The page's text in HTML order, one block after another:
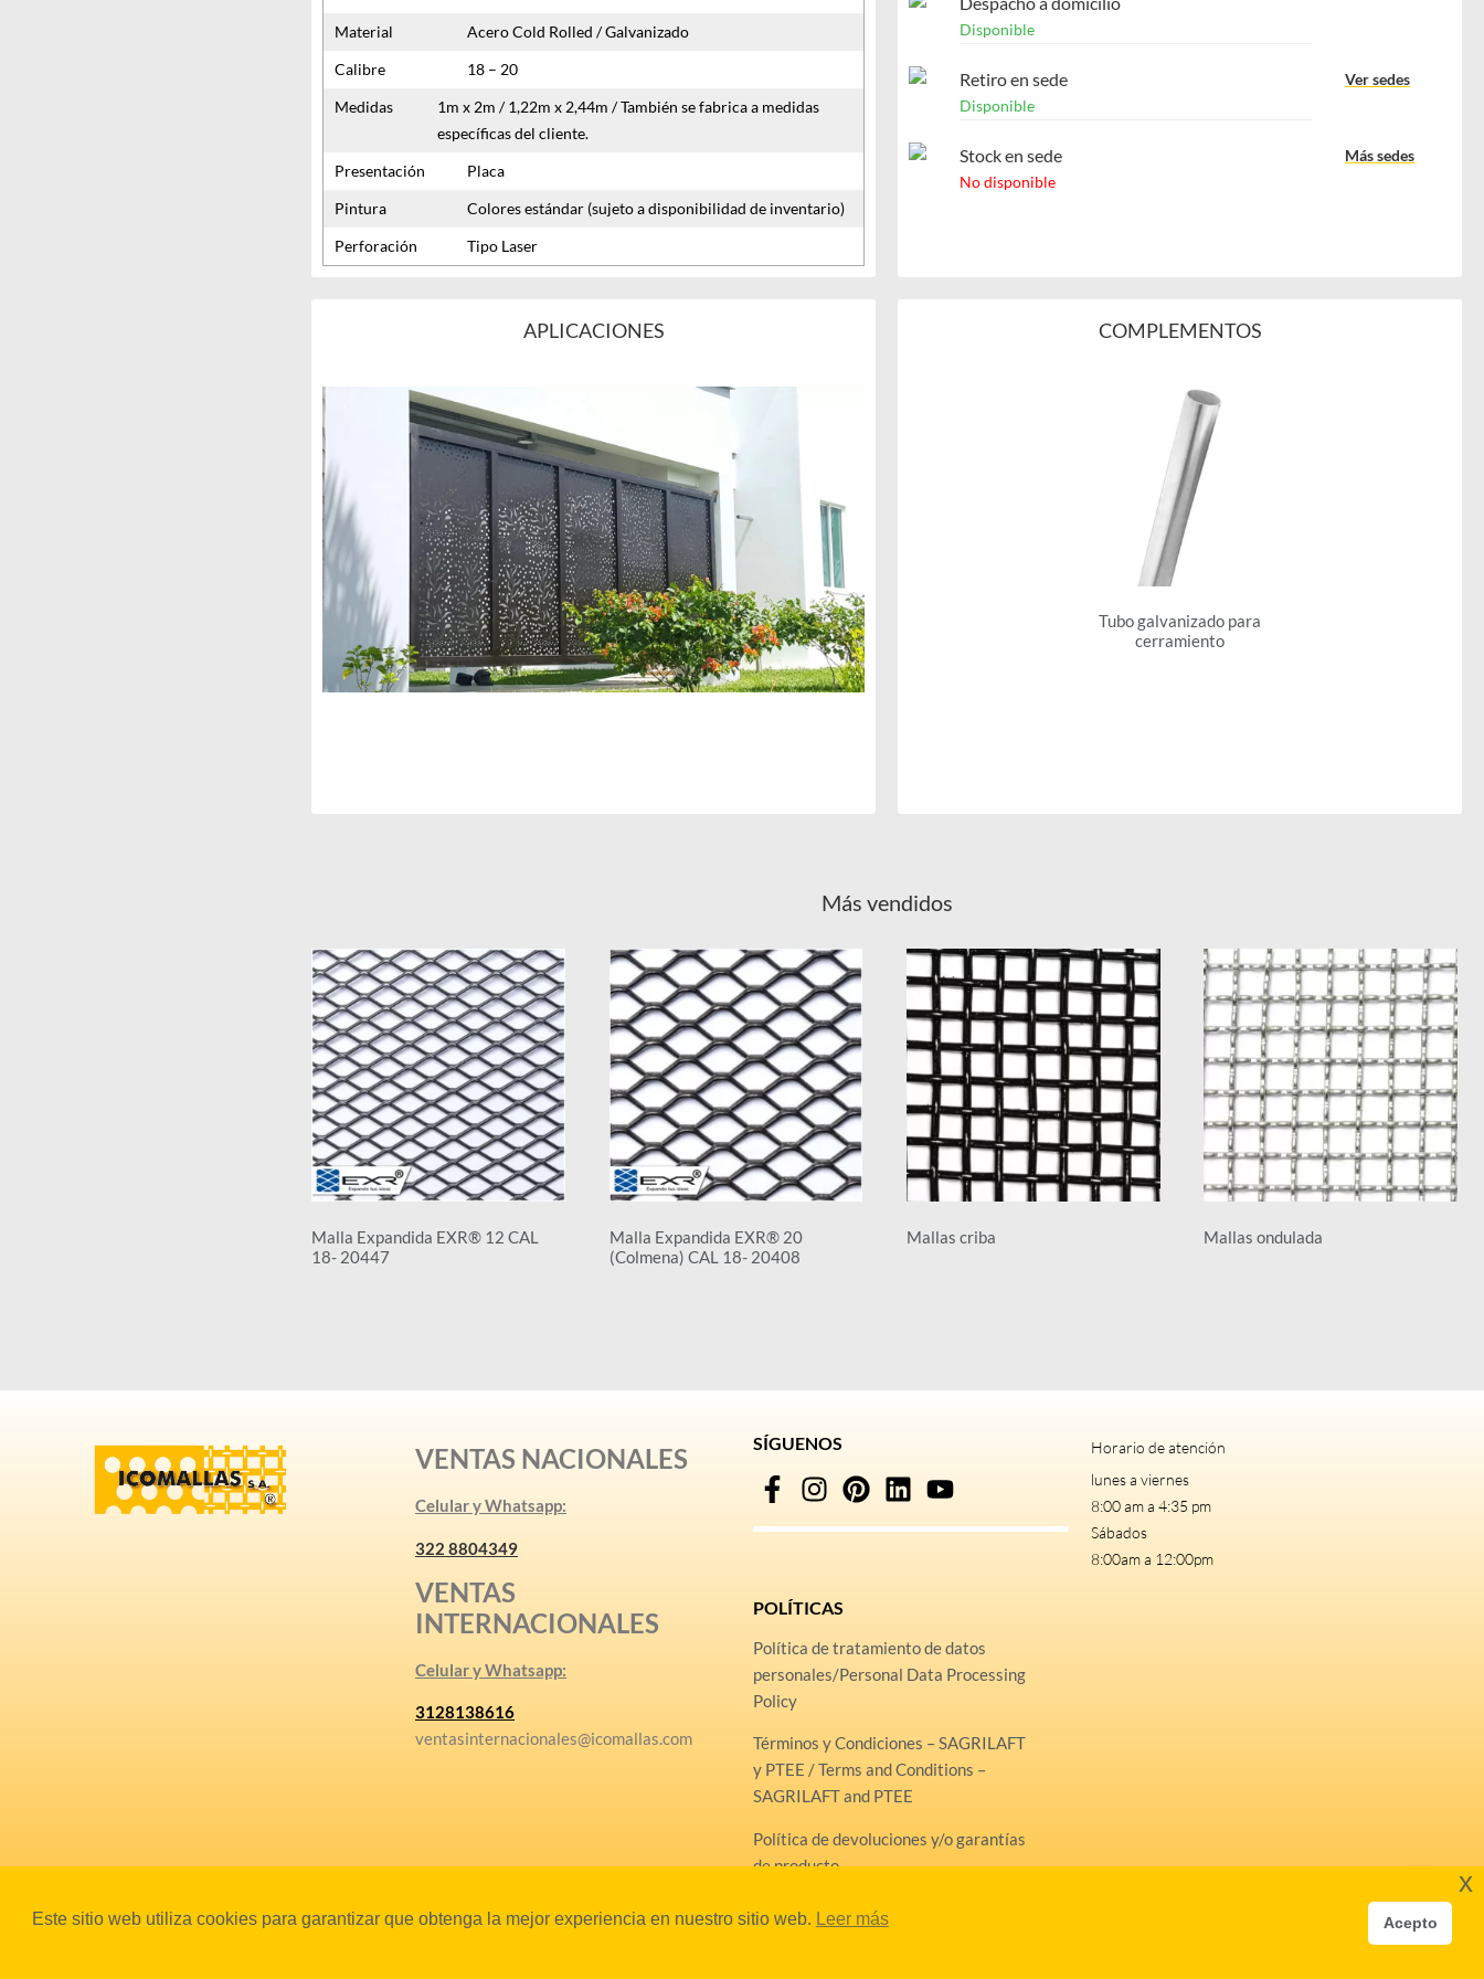
Material
Acero Cold Rolled / Galvanizado
Calibre
18 – 20
Medidas
1m x 2m / 1,22m x 2,44m / También se fabrica a medidas
específicas del cliente.
Presentación
Placa
Pintura
Colores estándar (sujeto a disponibilidad de inventario)
Perforación
Tipo Laser
Disponible
Retiro en sede
Disponible
Ver sedes
Stock en sede
No disponible
Más sedes
APLICACIONES COMPLEMENTOS
Tubo galvanizado para
cerramiento
Más vendidos
Malla Expandida EXR® 12 CAL
18- 20447
Malla Expandida EXR® 20
(Colmena) CAL 18- 20408
Mallas criba Mallas ondulada
VENTAS NACIONALES
Celular y Whatsapp:
322 8804349
VENTAS
INTERNACIONALES
Celular y Whatsapp:
3128138616
ventasinternacionales@icomallas.com
SÍGUENOS
POLÍTICAS
Política de tratamiento de datos
personales/Personal Data Processing
Policy
Términos y Condiciones – SAGRILAFT
y PTEE / Terms and Conditions –
SAGRILAFT and PTEE
Política de devoluciones y/o garantías
de producto
Línea Ética
Horario de atención
lunes a viernes
8:00 am a 4:35 pm
Sábados
8:00am a 12:00pm
Este sitio web utiliza cookies para garantizar que obtenga la mejor experiencia en nuestro sitio web. Leer más Acepto
x